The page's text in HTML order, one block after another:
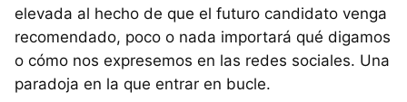
elevada al hecho de que el futuro candidato venga
recomendado, poco o nada importará qué digamos
o cómo nos expresemos en las redes sociales. Una
paradoja en la que entrar en bucle.